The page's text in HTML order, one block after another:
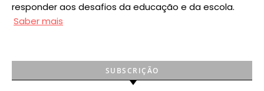
responder aos desafios da educação e da escola.
Saber mais
SUBSCRIÇÃO